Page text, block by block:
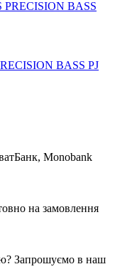
BASS PJ
Monobank
на замовлення
Запрошуємо в наш